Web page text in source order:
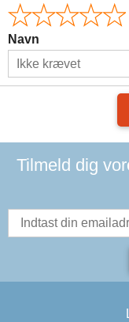
Navn
Tilmeld dig